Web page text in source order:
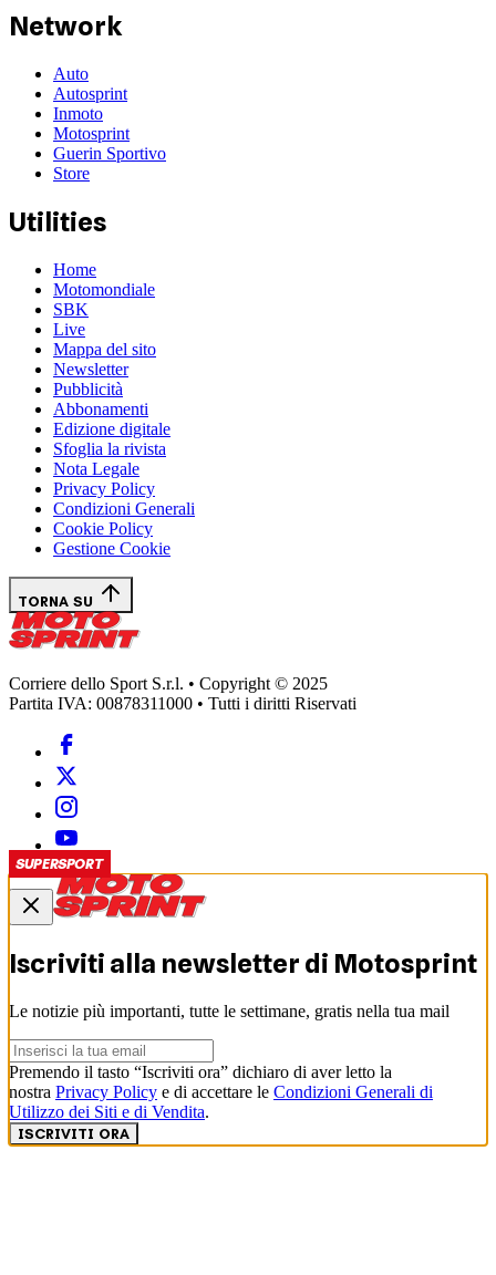
SUPERSPORT
Network
Auto
Autosprint
Inmoto
Motosprint
Guerin Sportivo
Store
Utilities
Home
Motomondiale
SBK
Live
Mappa del sito
Newsletter
Pubblicità
Abbonamenti
Edizione digitale
Sfoglia la rivista
Nota Legale
Privacy Policy
Condizioni Generali
Cookie Policy
Gestione Cookie
TORNA SU
Corriere dello Sport S.r.l. • Copyright © 2025
Partita IVA: 00878311000 • Tutti i diritti Riservati
Iscriviti alla newsletter di Motosprint
Le notizie più importanti, tutte le settimane, gratis nella tua mail
Premendo il tasto “Iscriviti ora” dichiaro di aver letto la
nostra Privacy Policy e di accettare le Condizioni Generali di
Utilizzo dei Siti e di Vendita.
ISCRIVITI ORA